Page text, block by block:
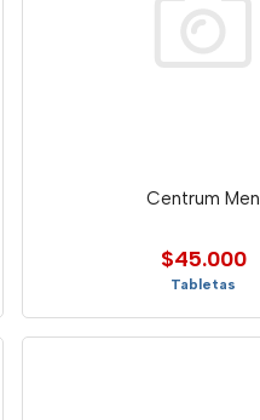
Centrum Men
$45.000
Tabletas